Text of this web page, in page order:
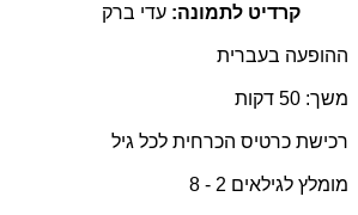
קרדיט לתמונה: עדי ברק
ההופעה בעברית
משך: 50 דקות
רכישת כרטיס הכרחית לכל גיל
מומלץ לגילאים 2 - 8